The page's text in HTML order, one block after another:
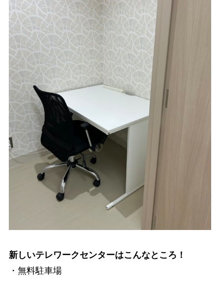
新しいテレワークセンターはこんなところ！
・無料駐車場